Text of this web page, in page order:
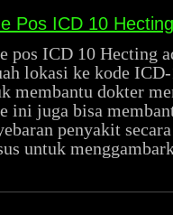
Pos ICD 10
pos ICD 10 Hecting
lokasi ke kode
membantu dokter
ini juga bisa
penyakit
untuk